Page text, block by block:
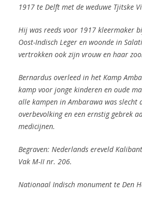
1917 te Delft met de weduwe Tjitske
Hij was reeds voor 1917 kleermaker
Oost-Indisch Leger en woonde in
vertrokken ook zijn vrouw en haar
Bernardus overleed in het Kamp
kamp voor jonge kinderen en oude
alle kampen in Ambarawa was slecht
overbevolking en een ernstig gebrek
medicijnen.
Begraven: Nederlands ereveld
Vak M-II nr. 206.
Nationaal Indisch monument te Den